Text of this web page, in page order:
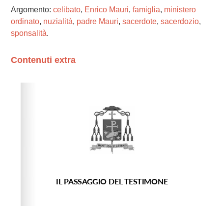
Argomento: celibato, Enrico Mauri, famiglia, ministero
ordinato, nuzialità, padre Mauri, sacerdote, sacerdozio,
sponsalità.
Contenuti extra